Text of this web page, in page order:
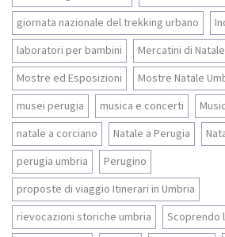
giornata nazionale del trekking urbano
laboratori per bambini
Mercatini di Natale
Mostre ed Esposizioni
Mostre Natale
musei perugia
musica e concerti
natale a corciano
Natale a Perugia
perugia umbria
Perugino
proposte di viaggio Itinerari in Umbria
rievocazioni storiche umbria
Scoprendo